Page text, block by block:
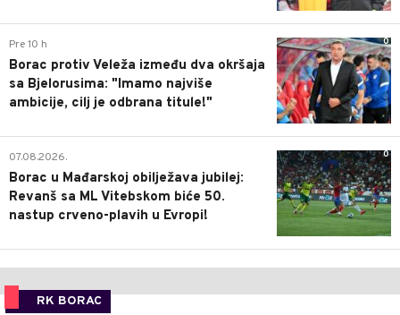
0
Pre 10 h
Borac protiv Veleža između dva okršaja
sa Bjelorusima: "Imamo najviše
ambicije, cilj je odbrana titule!"
0
07.08.2026.
Borac u Mađarskoj obilježava jubilej:
Revanš sa ML Vitebskom biće 50.
nastup crveno-plavih u Evropi!
RK BORAC